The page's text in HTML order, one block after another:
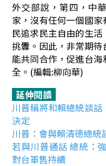
外交部說，第四，中
家，沒有任何一個國
民追求民主自由的生
挑釁。因此，非常期
能共同合作，促進台
全。(編輯:柳向華)
延伸閱讀
川普稱將和賴總統談
決定
川普：會與賴清德總統
若與川普通話 總統：
對台軍售持續